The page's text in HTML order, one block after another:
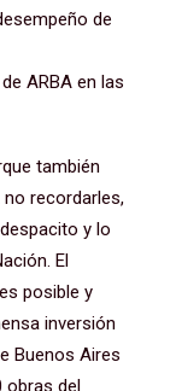
de
ARBA en las
también
recordarles,
y lo
El
posible y
inversión
Buenos Aires
obras del